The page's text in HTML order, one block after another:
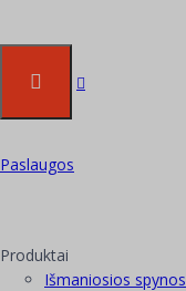
Paslaugos
Produktai
Išmaniosios spynos